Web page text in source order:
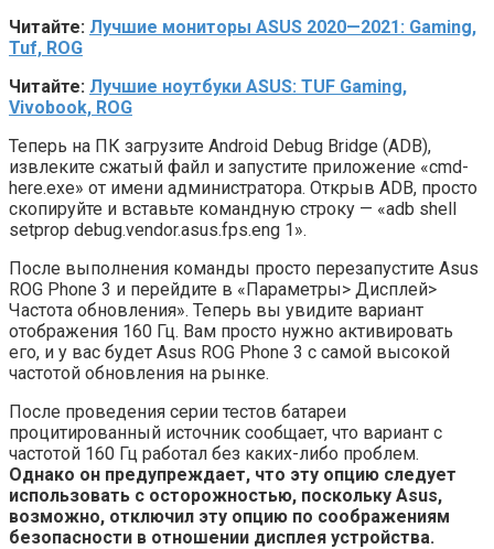
Читайте: Лучшие мониторы ASUS 2020—2021: Gaming,
Tuf, ROG
Читайте: Лучшие ноутбуки ASUS: TUF Gaming,
Vivobook, ROG
Теперь на ПК загрузите Android Debug Bridge (ADB),
извлеките сжатый файл и запустите приложение «cmd-
here.exe» от имени администратора. Открыв ADB, просто
скопируйте и вставьте командную строку — «adb shell
setprop debug.vendor.asus.fps.eng 1».
После выполнения команды просто перезапустите Asus
ROG Phone 3 и перейдите в «Параметры> Дисплей>
Частота обновления». Теперь вы увидите вариант
отображения 160 Гц. Вам просто нужно активировать
его, и у вас будет Asus ROG Phone 3 с самой высокой
частотой обновления на рынке.
После проведения серии тестов батареи
процитированный источник сообщает, что вариант с
частотой 160 Гц работал без каких-либо проблем.
Однако он предупреждает, что эту опцию следует
использовать с осторожностью, поскольку Asus,
возможно, отключил эту опцию по соображениям
безопасности в отношении дисплея устройства.